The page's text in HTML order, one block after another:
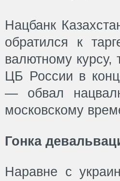
Нацбанк
обратился к
валютному курсу,
ЦБ России в
— обвал
московскому
Гонка
Наравне с